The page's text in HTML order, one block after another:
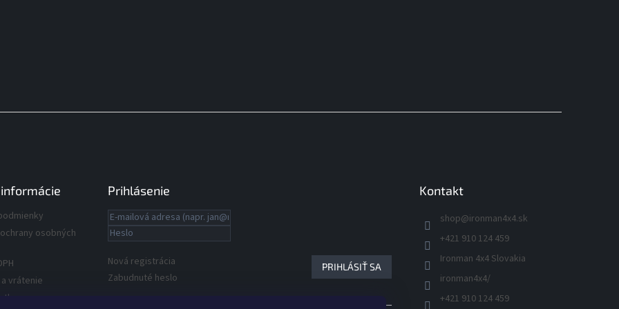
osobných
vrátenie
Prihlásenie
PRIHLÁSIŤ SA
Nová registrácia
Zabudnuté heslo
Kontakt
shop@ironman4x4.sk
+421 910 124 459
Ironman 4x4 Slovakia
ironman4x4/
+421 910 124 459